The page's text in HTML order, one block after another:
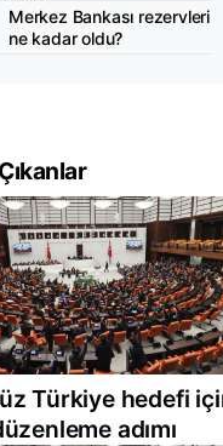
Merkez Bankası rezervleri
ne kadar oldu?
Türkiye hedefi
adımı